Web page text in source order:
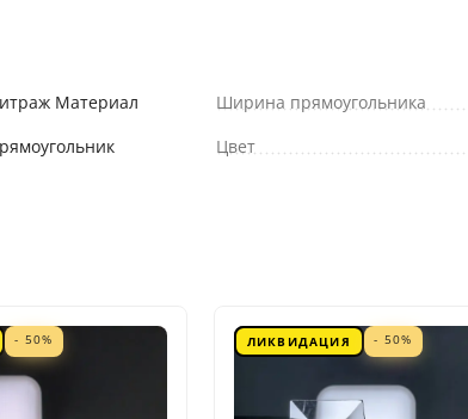
Материал
Ширина прямоугольника
Цвет
- 50% ЛИКВИДАЦИЯ - 50%